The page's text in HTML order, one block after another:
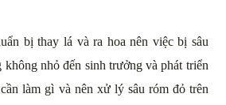
bị thay lá và ra hoa nên việc bị sâu
không nhỏ đến sinh trưởng và phát triển
làm gì và nên xử lý sâu róm đỏ trên